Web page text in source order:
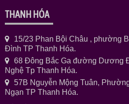
THANH HÓA
15/23 Phan Bội Châu , phường
Đình TP Thanh Hóa.
68 Đông Bắc Ga đường Dương
Nghệ Tp Thanh Hóa.
57B Nguyễn Mộng Tuân,
Ngạn TP Thanh Hóa.